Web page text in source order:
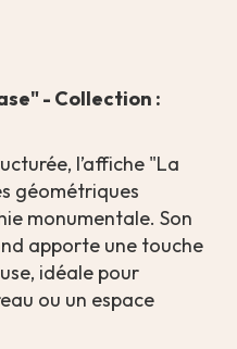
- Collection :
l’affiche "La
géométriques
monumentale. Son
apporte une touche
idéale pour
ou un espace